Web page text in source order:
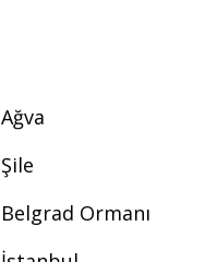
Ağva
Şile
Belgrad Ormanı